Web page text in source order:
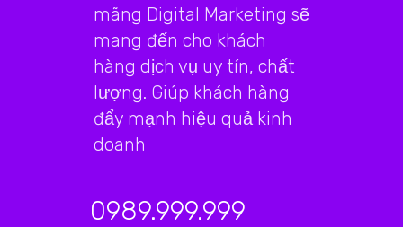
mãng Digital Marketing sẽ
mang đến cho khách
hàng dịch vụ uy tín, chất
lượng. Giúp khách hàng
đẩy mạnh hiệu quả kinh
doanh
0989.999.999